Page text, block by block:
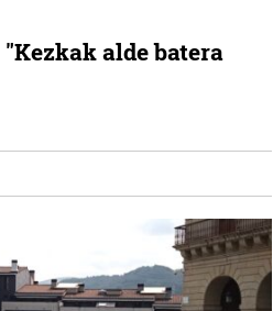
alde batera